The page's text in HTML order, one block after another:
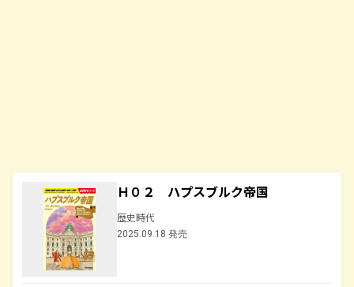
Ｈ０２ ハプスブルク帝国
歴史時代
2025.09.18 発売